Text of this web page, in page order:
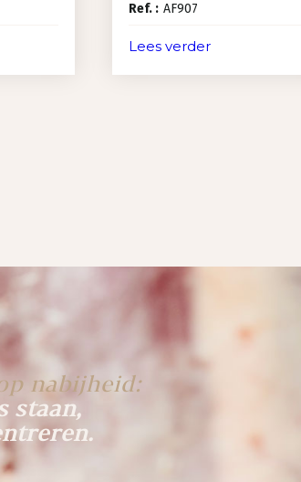
Ref. : AF907
Lees verder
nabijheid:
staan,